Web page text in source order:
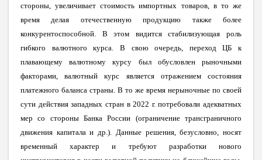
стороны, увеличивает стоимость импортных товаров, в то же
время делая отечественную продукцию также более
конкурентоспособной. В этом видится стабилизующая роль
гибкого валютного курса. В свою очередь, переход ЦБ к
плавающему валютному курсу был обусловлен рыночными
факторами, валютный курс является отражением состояния
платежного баланса страны. В то же время нерыночные по своей
сути действия западных стран в 2022 г. потребовали адекватных
мер со стороны Банка России (ограничение трансграничного
движения капитала и др.). Данные решения, безусловно, носят
временный характер и требуют разработки нового